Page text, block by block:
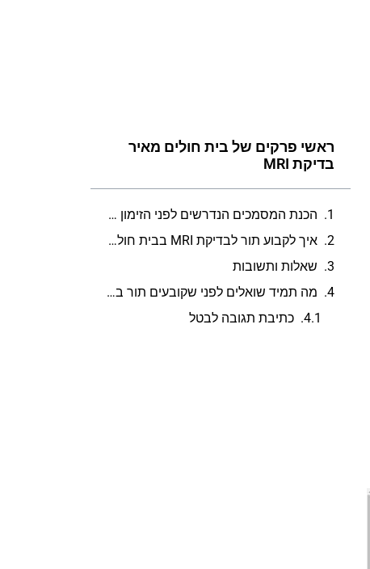
ראשי פרקים של בית חולים מאיר
בדיקת MRI
הכנת המסמכים הנדרשים לפני הזימון לבדיקת MRI בבית חולים מאיר
איך לקבוע תור לבדיקת MRI בבית חולים מאיר באמצעות האינטרנט
שאלות ותשובות
מה תמיד שואלים לפני שקובעים תור בבית חולים מאיר בדיקת MRI?
כתיבת תגובה לבטל